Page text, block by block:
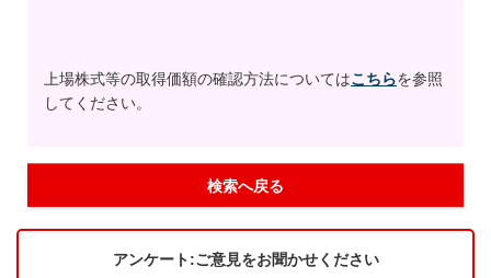
上場株式等の取得価額の確認方法についてはこちらを参照
してください。
検索へ戻る
アンケート:ご意見をお聞かせください